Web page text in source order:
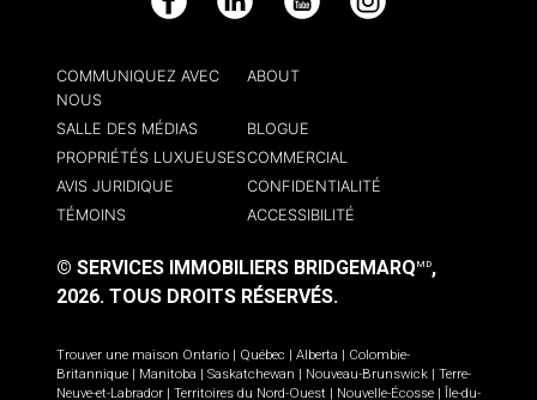
Facebook LinkedIn YouTube Instagram
COMMUNIQUEZ AVEC
NOUS
ABOUT
SALLE DES MÉDIAS
BLOGUE
PROPRIÉTÉS LUXUEUSESCOMMERCIAL
AVIS JURIDIQUE
CONFIDENTIALITÉ
TÉMOINS
ACCESSIBILITÉ
© SERVICES IMMOBILIERS BRIDGEMARQ MD,
2026. TOUS DROITS RÉSERVÉS.
Trouver une maison Ontario | Québec | Alberta | Colombie-
Britannique | Manitoba | Saskatchewan | Nouveau-Brunswick | Terre-
Neuve-et-Labrador | Territoires du Nord-Ouest | Nouvelle-Écosse | Île-du-